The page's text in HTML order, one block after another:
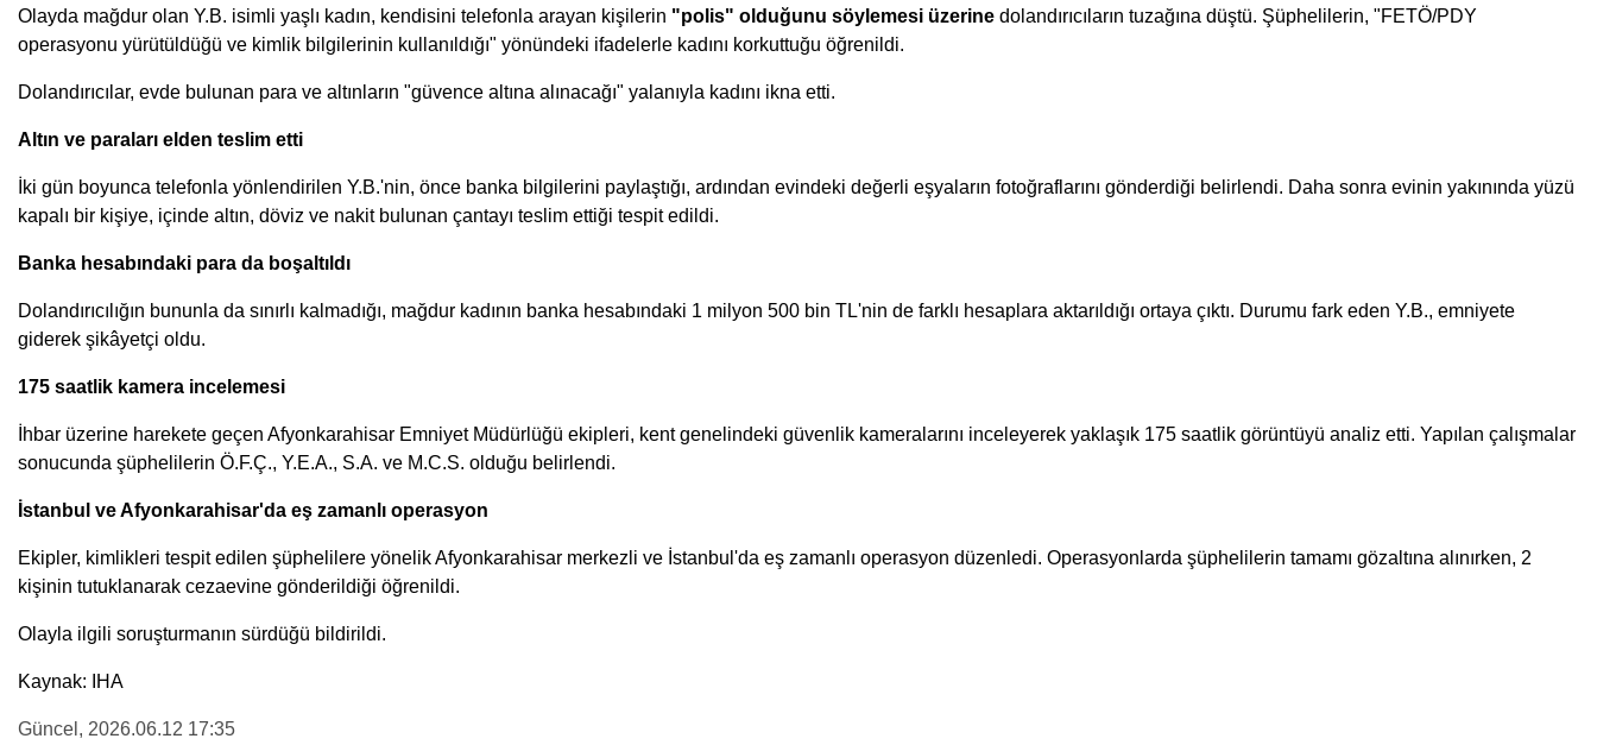
Olayda mağdur olan Y.B. isimli yaşlı kadın, kendisini telefonla arayan kişilerin "polis" olduğunu söylemesi üzerine dolandırıcıların tuzağına düştü. Şüphelilerin, "FETÖ/PDY
operasyonu yürütüldüğü ve kimlik bilgilerinin kullanıldığı" yönündeki ifadelerle kadını korkuttuğu öğrenildi.
Dolandırıcılar, evde bulunan para ve altınların "güvence altına alınacağı" yalanıyla kadını ikna etti.
Altın ve paraları elden teslim etti
İki gün boyunca telefonla yönlendirilen Y.B.'nin, önce banka bilgilerini paylaştığı, ardından evindeki değerli eşyaların fotoğraflarını gönderdiği belirlendi. Daha sonra evinin yakınında yüzü
kapalı bir kişiye, içinde altın, döviz ve nakit bulunan çantayı teslim ettiği tespit edildi.
Banka hesabındaki para da boşaltıldı
Dolandırıcılığın bununla da sınırlı kalmadığı, mağdur kadının banka hesabındaki 1 milyon 500 bin TL'nin de farklı hesaplara aktarıldığı ortaya çıktı. Durumu fark eden Y.B., emniyete
giderek şikâyetçi oldu.
175 saatlik kamera incelemesi
İhbar üzerine harekete geçen Afyonkarahisar Emniyet Müdürlüğü ekipleri, kent genelindeki güvenlik kameralarını inceleyerek yaklaşık 175 saatlik görüntüyü analiz etti. Yapılan çalışmalar
sonucunda şüphelilerin Ö.F.Ç., Y.E.A., S.A. ve M.C.S. olduğu belirlendi.
İstanbul ve Afyonkarahisar'da eş zamanlı operasyon
Ekipler, kimlikleri tespit edilen şüphelilere yönelik Afyonkarahisar merkezli ve İstanbul'da eş zamanlı operasyon düzenledi. Operasyonlarda şüphelilerin tamamı gözaltına alınırken, 2
kişinin tutuklanarak cezaevine gönderildiği öğrenildi.
Olayla ilgili soruşturmanın sürdüğü bildirildi.
Kaynak: IHA
Güncel , 2026.06.12 17:35